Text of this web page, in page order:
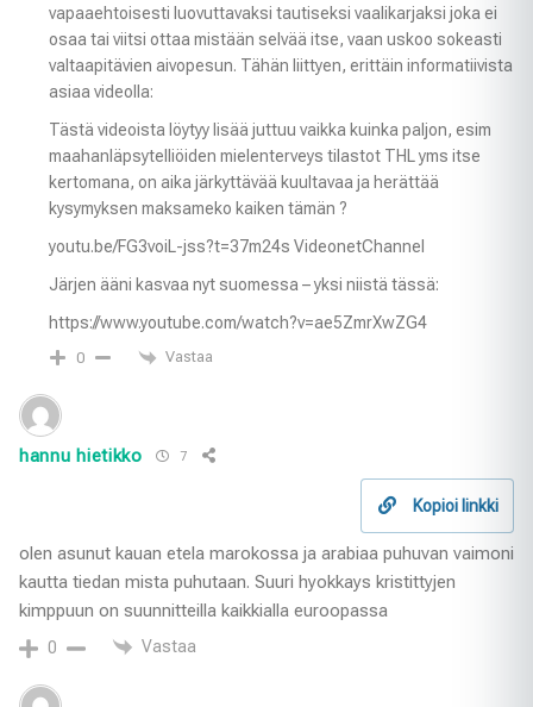
vapaaehtoisesti luovuttavaksi tautiseksi vaalikarjaksi joka ei
osaa tai viitsi ottaa mistään selvää itse, vaan uskoo sokeasti
valtaapitävien aivopesun. Tähän liittyen, erittäin informatiivista
asiaa videolla:
Tästä videoista löytyy lisää juttuu vaikka kuinka paljon, esim
maahanläpsytelliöiden mielenterveys tilastot THL yms itse
kertomana, on aika järkyttävää kuultavaa ja herättää
kysymyksen maksameko kaiken tämän ?
youtu.be/FG3voiL-jss?t=37m24s VideonetChannel
Järjen ääni kasvaa nyt suomessa – yksi niistä tässä:
https://www.youtube.com/watch?v=ae5ZmrXwZG4
0 Vastaa
hannu hietikko 7
Kopioi linkki
olen asunut kauan etela marokossa ja arabiaa puhuvan vaimoni
kautta tiedan mista puhutaan. Suuri hyokkays kristittyjen
kimppuun on suunnitteilla kaikkialla euroopassa
0 Vastaa